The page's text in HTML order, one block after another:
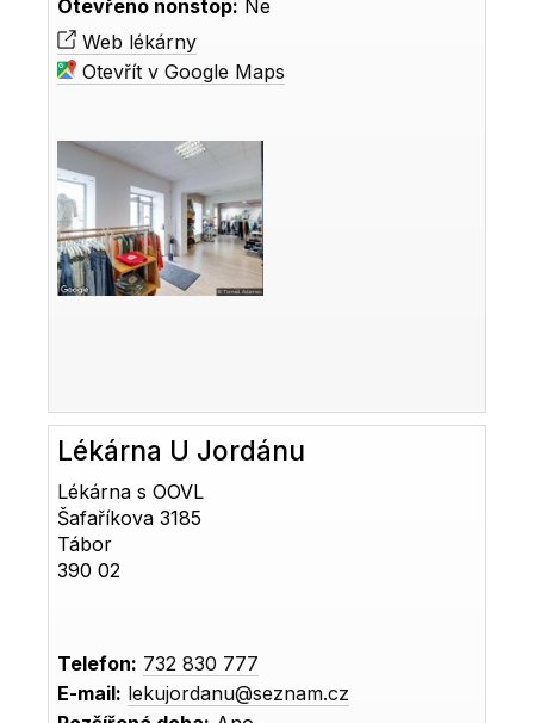
Otevřeno nonstop: Ne
Web lékárny
Otevřít v Google Maps
Lékárna U Jordánu
Lékárna s OOVL
Šafaříkova 3185
Tábor
390 02
Telefon: 732 830 777
E-mail: lekujordanu@seznam.cz